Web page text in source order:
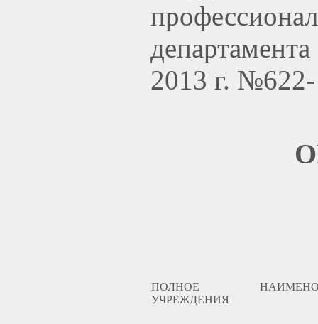
2013 г.
ПОЛНОЕ
УЧРЕЖДЕНИЯ